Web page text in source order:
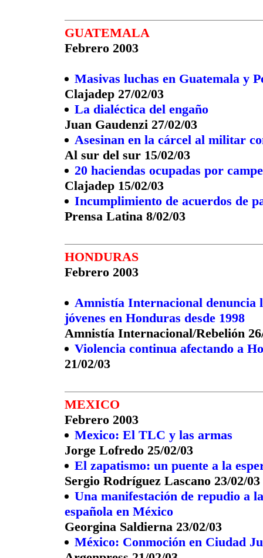
GUATEMALA
Febrero 2003
Masivas luchas en Guatemala y
Clajadep 27/02/03
La dialéctica del engaño
Juan Gaudenzi 27/02/03
Asesinan en la cárcel al militar
Al sur del sur 15/02/03
20 haciendas ocupadas por
Clajadep 15/02/03
Incumplimiento de acuerdos de
Prensa Latina 8/02/03
HONDURAS
Febrero 2003
Amnistía Internacional denuncia
jóvenes en Honduras desde 1998
Amnistía Internacional/Rebelión
Violencia continua afectando a
21/02/03
MEXICO
Febrero 2003
Mexico: El TLC y las armas
Jorge Lofredo 25/02/03
El zapatismo: un puente a la
Sergio Rodríguez Lascano 23/02/03
Una manifestación de repudio a
española en México
Georgina Saldierna 23/02/03
México: Conmoción en Ciudad